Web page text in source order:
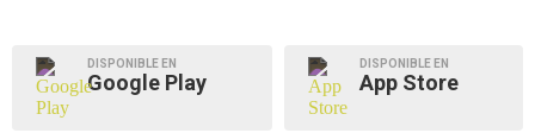
DISPONIBLE EN
Google Play
DISPONIBLE EN
App Store